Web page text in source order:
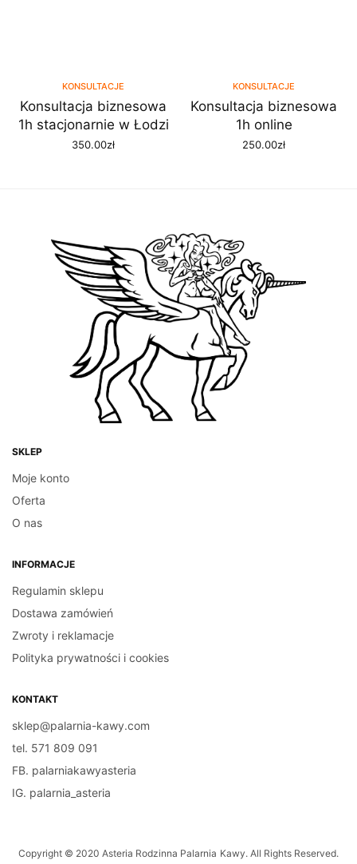
KONSULTACJE
Konsultacja biznesowa
1h stacjonarnie w Łodzi
350.00zł
KONSULTACJE
Konsultacja biznesowa
1h online
250.00zł
SKLEP
Moje konto
Oferta
O nas
INFORMACJE
Regulamin sklepu
Dostawa zamówień
Zwroty i reklamacje
Polityka prywatności i cookies
KONTAKT
sklep@palarnia-kawy.com
tel. 571 809 091
FB. palarniakawyasteria
IG. palarnia_asteria
Copyright © 2020 Asteria Rodzinna Palarnia Kawy. All Rights Reserved.